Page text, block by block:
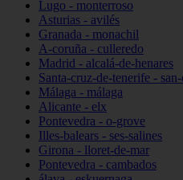
Lugo - monterroso
Asturias - avilés
Granada - monachil
A-coruña - culleredo
Madrid - alcalá-de-henares
Santa-cruz-de-tenerife -
Málaga - málaga
Alicante - elx
Pontevedra - o-grove
Illes-balears - ses-salines
Girona - lloret-de-mar
Pontevedra - cambados